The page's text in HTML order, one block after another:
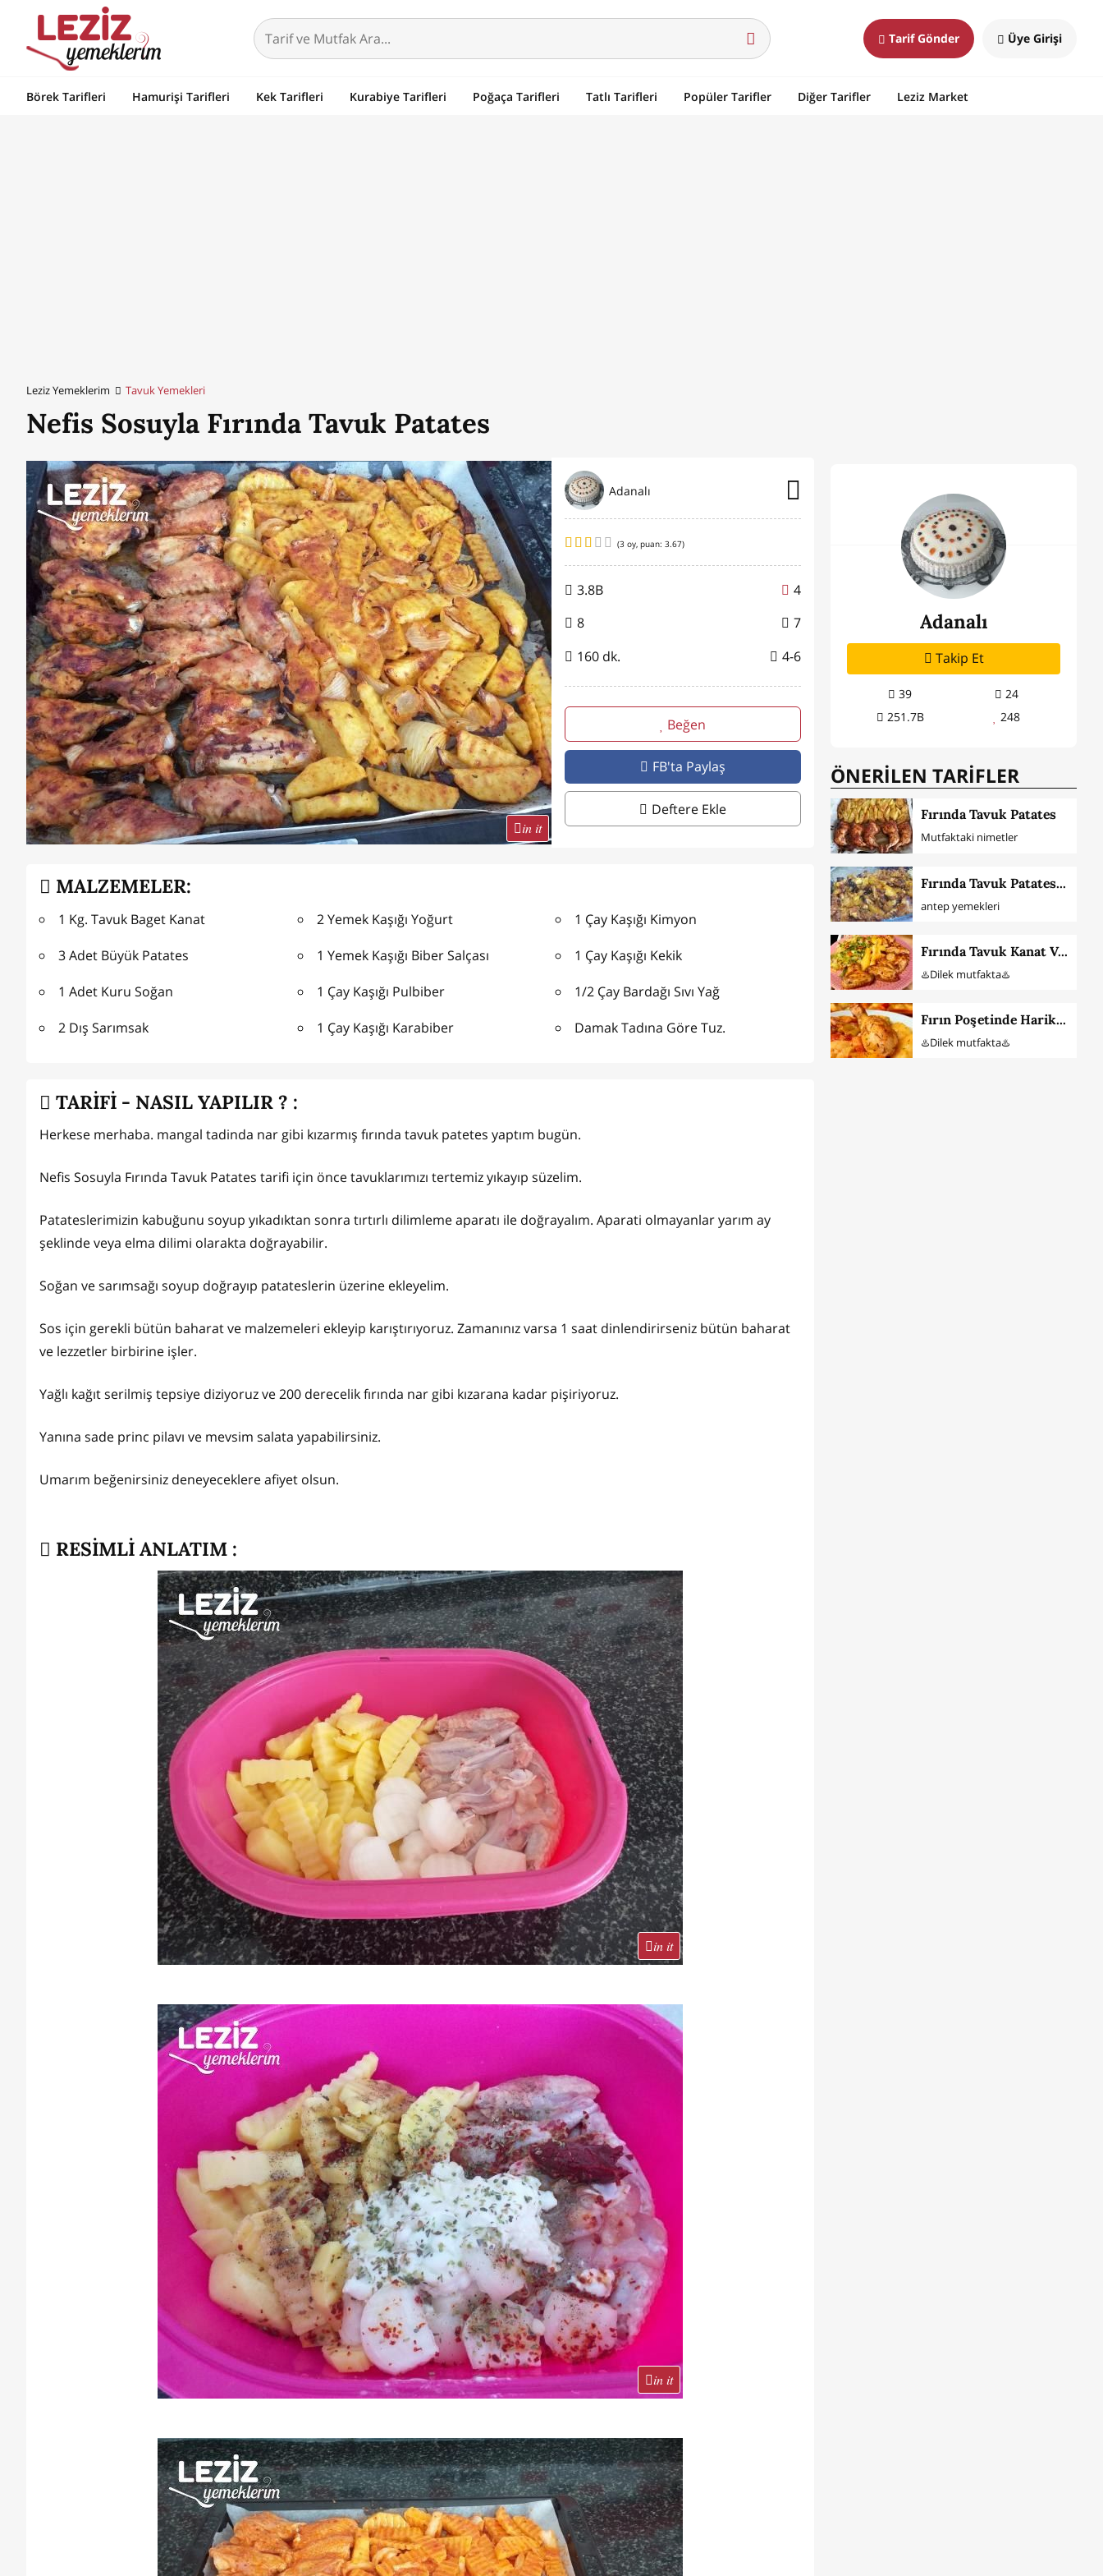
Tarif Gönder Üye Girişi
Börek Tarifleri Hamurişi Tarifleri Kek Tarifleri Kurabiye Tarifleri Poğaça Tarifleri Tatlı Tarifleri Popüler Tarifler Diğer Tarifler Leziz Market
Leziz Yemeklerim Tavuk Yemekleri
Nefis Sosuyla Fırında Tavuk Patates
in it
Adanalı
(3 oy, puan: 3.67)
3.8B
4
8
7
160 dk.
4-6
Beğen
FB'ta Paylaş
Deftere Ekle
MALZEMELER:
1 Kg. Tavuk Baget Kanat
3 Adet Büyük Patates
1 Adet Kuru Soğan
2 Dış Sarımsak
2 Yemek Kaşığı Yoğurt
1 Yemek Kaşığı Biber Salçası
1 Çay Kaşığı Pulbiber
1 Çay Kaşığı Karabiber
1 Çay Kaşığı Kimyon
1 Çay Kaşığı Kekik
1/2 Çay Bardağı Sıvı Yağ
Damak Tadına Göre Tuz.
TARİFİ - NASIL YAPILIR ? :
Herkese merhaba. mangal tadinda nar gibi kızarmış fırında tavuk patetes yaptım bugün.
Nefis Sosuyla Fırında Tavuk Patates tarifi için önce tavuklarımızı tertemiz yıkayıp süzelim.
Patateslerimizin kabuğunu soyup yıkadıktan sonra tırtırlı dilimleme aparatı ile doğrayalım. Aparati olmayanlar yarım ay
şeklinde veya elma dilimi olarakta doğrayabilir.
Soğan ve sarımsağı soyup doğrayıp patateslerin üzerine ekleyelim.
Sos için gerekli bütün baharat ve malzemeleri ekleyip karıştırıyoruz. Zamanınız varsa 1 saat dinlendirirseniz bütün baharat
ve lezzetler birbirine işler.
Yağlı kağıt serilmiş tepsiye diziyoruz ve 200 derecelik fırında nar gibi kızarana kadar pişiriyoruz.
Yanına sade princ pilavı ve mevsim salata yapabilirsiniz.
Umarım beğenirsiniz deneyeceklere afiyet olsun.
RESİMLİ ANLATIM :
in it
in it
Adanalı
Takip Et
39
24
251.7B
248
ÖNERİLEN TARİFLER
Fırında Tavuk Patates
Mutfaktaki nimetler
Fırında Tavuk Patates Nasıl Yapılır
antep yemekleri
Fırında Tavuk Kanat Ve Patates (Mangal Tadında)
♨️Dilek mutfakta♨️
Fırın Poşetinde Harika Soslu Tavuk Baget Ve Patates
♨️Dilek mutfakta♨️